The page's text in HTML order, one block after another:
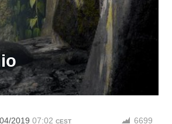
2019 07:02 CEST 6699